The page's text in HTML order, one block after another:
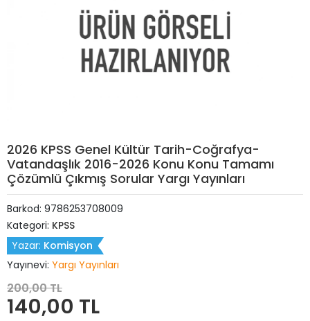
2026 KPSS Genel Kültür Tarih-Coğrafya-
Vatandaşlık 2016-2026 Konu Konu Tamamı
Çözümlü Çıkmış Sorular Yargı Yayınları
Barkod: 9786253708009
Kategori: KPSS
Yazar: Komisyon
Yayınevi: Yargı Yayınları
200,00 TL
140,00 TL